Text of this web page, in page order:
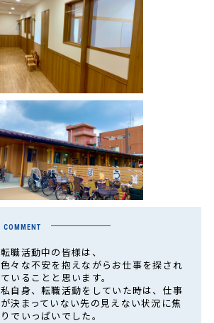
COMMENT
転職活動中の皆様は、
色々な不安を抱えながらお仕事を探され
ていることと思います。
私自身、転職活動をしていた時は、仕事
が決まっていない先の見えない状況に焦
りでいっぱいでした。